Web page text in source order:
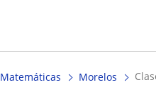
Matemáticas Morelos